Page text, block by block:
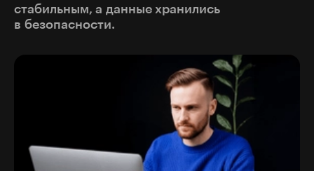
стабильным, а данные хранились
в безопасности.